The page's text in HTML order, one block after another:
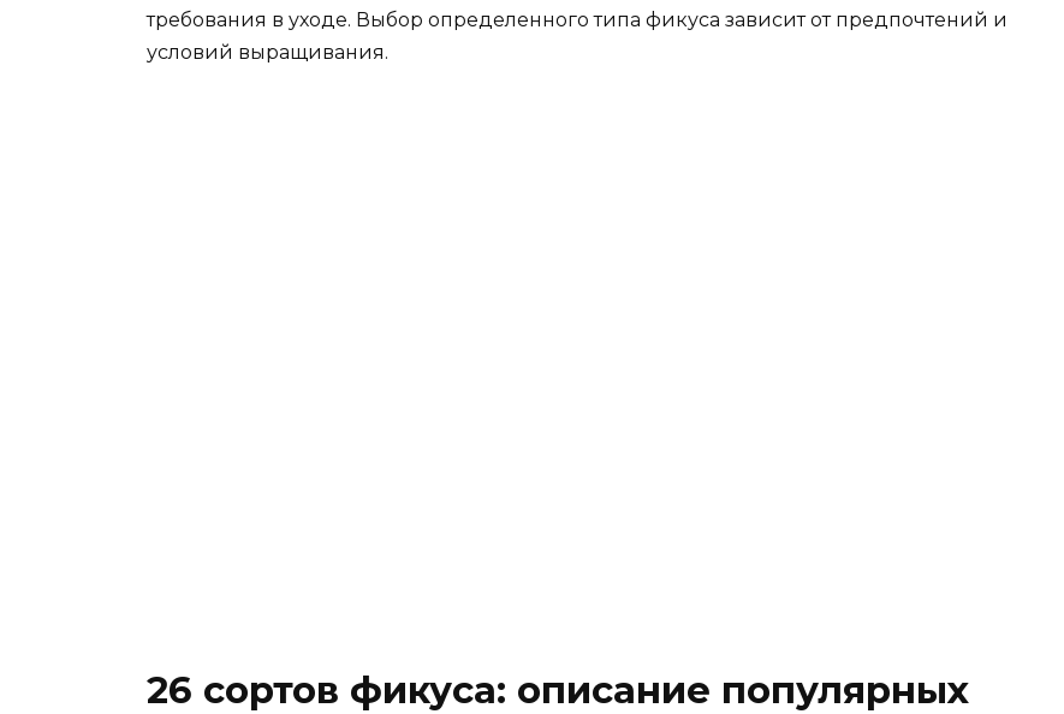
требования в уходе. Выбор определенного типа фикуса зависит от предпочтений и
условий выращивания.
26 сортов фикуса: описание популярных